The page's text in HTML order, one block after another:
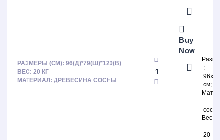
РАЗМЕРЫ (СМ): 96(Д)*79(Ш)*120(В)
ВЕС: 20 КГ
МАТЕРИАЛ: ДРЕВЕСИНА СОСНЫ
Buy
Now
см
сосна
Вес
20